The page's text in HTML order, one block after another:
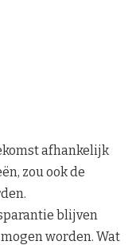
afhankelijk
zou ook de
blijven
worden. Wat